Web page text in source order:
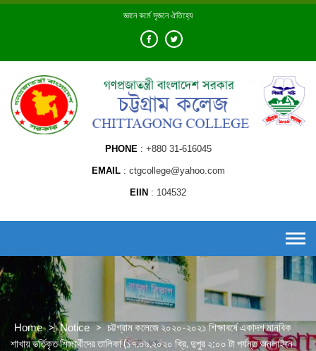
Skip
জ্ঞানে কর্মে সৃজনে ঐতিহ্যে
PHONE +880 31-616045
EMAIL ctgcollege@yahoo.com
EIIN 104532
Home > Notice > চট্টগ্রাম কলেজে ২০২০-২০২১ শিক্ষাবর্ষে একাদশ মানবিক
শাখায় ভর্তিকৃত শিক্ষার্থীদের তালিকা (১৭.০৯.২০২০ খ্রি. দুপুর ২:০০ টা পর্যন্ত অনলাইনে